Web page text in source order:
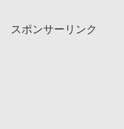
スポンサーリンク